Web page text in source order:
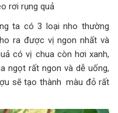
rơi rụng quả
ta có 3 loại nho thường
ra được vị ngon nhất và
có vị chua còn hơi xanh,
ngọt rất ngon và dễ uống,
sẽ tạo thành màu đỏ rất